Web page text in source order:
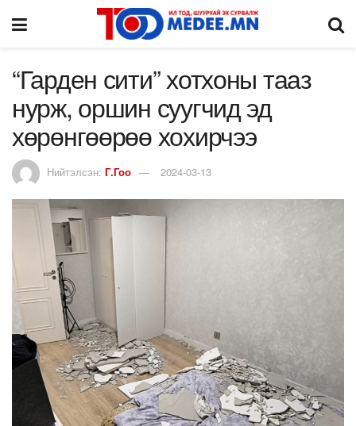
“Гарден сити” хотхоны тааз
нурж, оршин суугчид эд
хөрөнгөөрөө хохирчээ
Нийтэлсэн: Г.Гоо 2024-03-13